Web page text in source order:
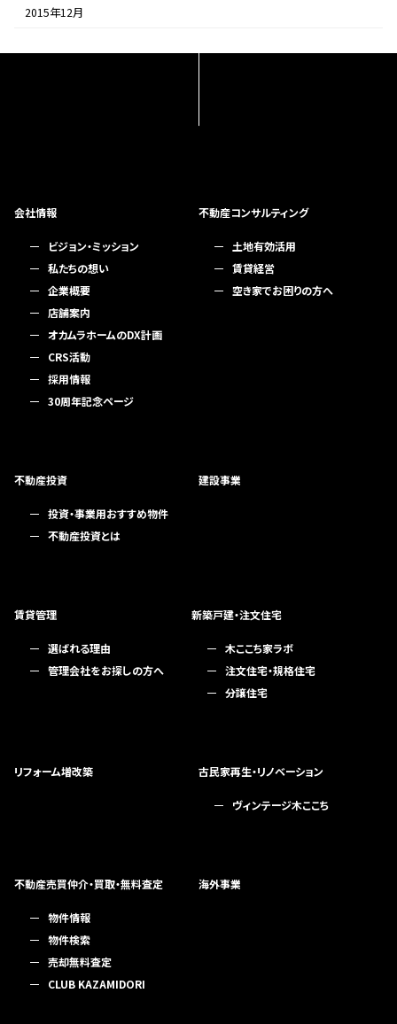
2015年12月
会社情報
ビジョン・ミッション
私たちの想い
企業概要
店舗案内
オカムラホームのDX計画
CRS活動
採用情報
30周年記念ページ
不動産コンサルティング
土地有効活用
賃貸経営
空き家でお困りの方へ
不動産投資
投資・事業用おすすめ物件
不動産投資とは
建設事業
賃貸管理
選ばれる理由
管理会社をお探しの方へ
新築戸建・注文住宅
木ここち家ラボ
注文住宅・規格住宅
分譲住宅
リフォーム増改築 古民家再生・リノベーション
ヴィンテージ木ここち
不動産売買仲介・買取・無料査定
物件情報
物件検索
売却無料査定
CLUB KAZAMIDORI
海外事業